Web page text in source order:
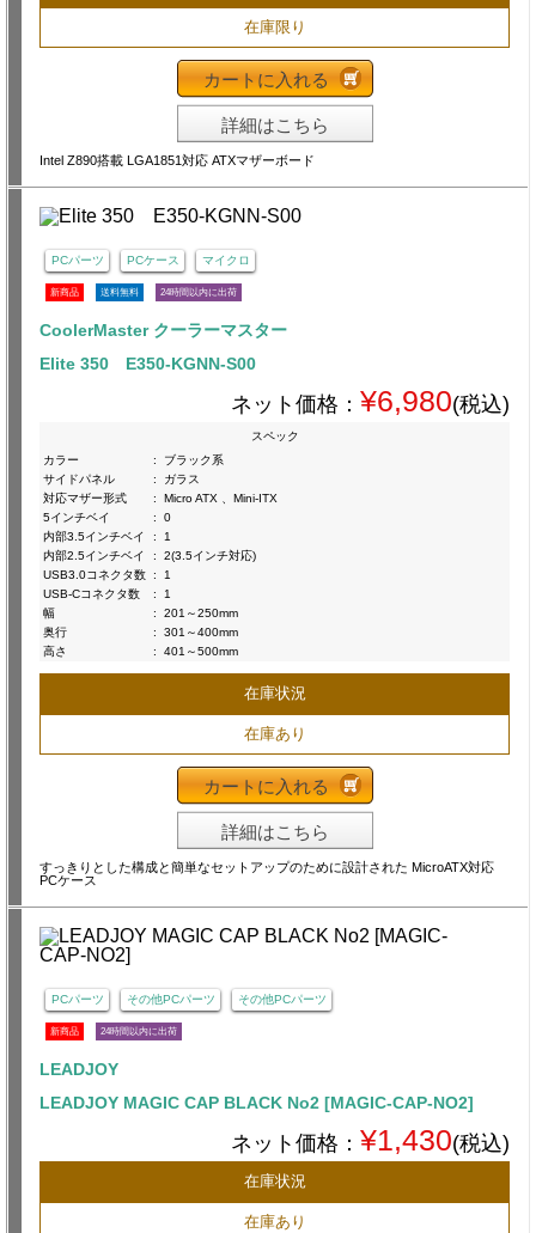
在庫限り
カートに入れる
詳細はこちら
Intel Z890搭載 LGA1851対応 ATXマザーボード
PCパーツ PCケース マイクロ
新商品 送料無料 24時間以内に出荷
CoolerMaster クーラーマスター
Elite 350 E350-KGNN-S00
ネット価格： ¥6,980(税込)
スペック
カラー
:
ブラック系
サイドパネル
:
ガラス
対応マザー形式
:
Micro ATX 、Mini-ITX
5インチベイ
:
0
内部3.5インチベイ
:
1
内部2.5インチベイ
:
2(3.5インチ対応)
USB3.0コネクタ数 :
1
USB-Cコネクタ数
:
1
幅
:
201～250mm
奥行
:
301～400mm
高さ
: 401～500mm
在庫状況
在庫あり
カートに入れる
詳細はこちら
すっきりとした構成と簡単なセットアップのために設計された MicroATX対応
PCケース
PCパーツ その他PCパーツ その他PCパーツ
新商品 24時間以内に出荷
LEADJOY
LEADJOY MAGIC CAP BLACK No2 [MAGIC-CAP-NO2]
ネット価格： ¥1,430(税込)
在庫状況
在庫あり